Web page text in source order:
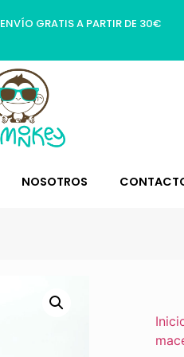
ENVÍO GRATIS A PARTIR DE 30€
NOSOTROS